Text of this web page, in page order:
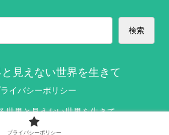
検索
見えない世界を生きて
イバシーポリシー
世界と見えない世界を生きて.
プライバシーポリシー